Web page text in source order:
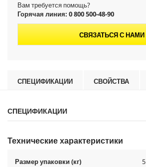
Вам требуется помощь?
Горячая линия: 0 800 500-48-90
СВЯЗАТЬСЯ С НАМИ
СПЕЦИФИКАЦИИ СВОЙСТВА
СПЕЦИФИКАЦИИ
Технические характеристики
Размер упаковки (кг) 5